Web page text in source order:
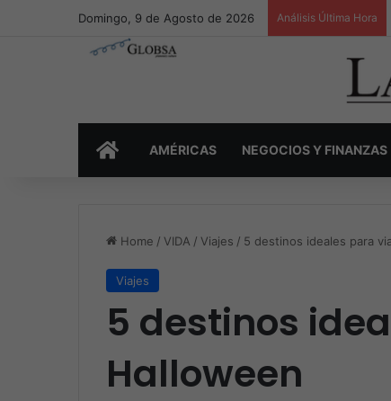
Domingo, 9 de Agosto de 2026 Análisis Última Hora
INICIOAMÉRICAS NEGOCIOS Y FINANZAS
Home / VIDA / Viajes / 5 destinos ideales para
Viajes
5 destinos
Halloween